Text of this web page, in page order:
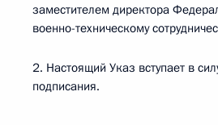
заместителем директора
военно-техническому
2. Настоящий Указ вступает в
подписания.